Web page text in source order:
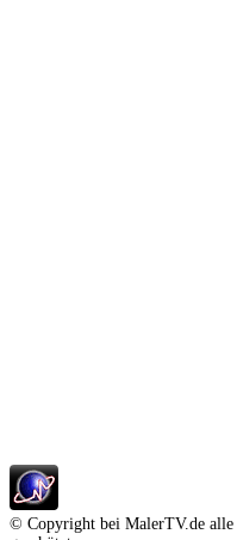
© Copyright bei MalerTV.de